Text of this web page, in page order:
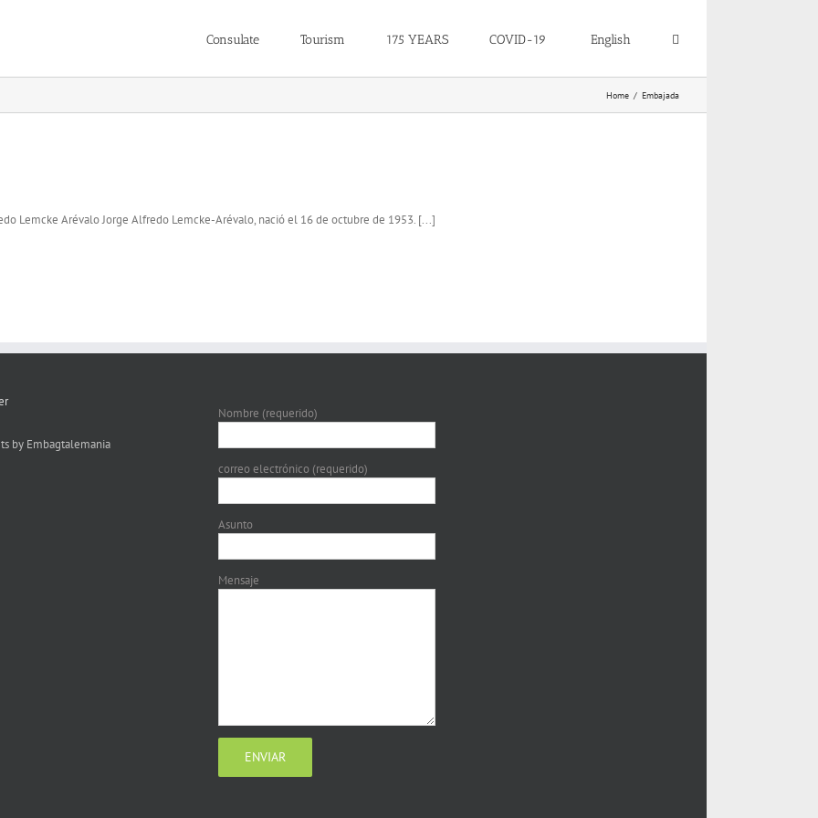
Consulate Tourism 175 YEARS COVID-19 English
Home Embajada
Lemcke Arévalo Jorge Alfredo Lemcke-Arévalo, nació el 16 de octubre de 1953. [...]
by Embagtalemania
Nombre (requerido)
correo electrónico (requerido)
Asunto
Mensaje